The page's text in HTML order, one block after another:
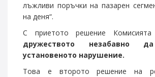
лъжливи поръчки на пазарен
на деня“.
С приетото решение Комисията
дружеството незабавно
установеното нарушение.
Това е второто решение на